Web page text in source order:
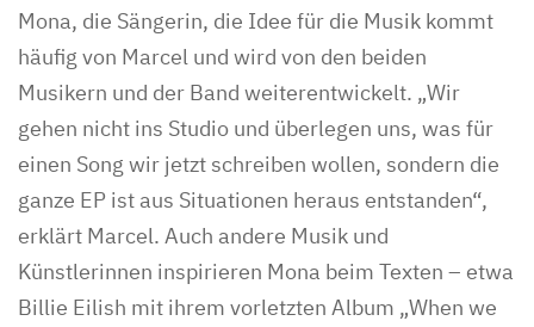
Mona, die Sängerin, die Idee für die Musik kommt
häufig von Marcel und wird von den beiden
Musikern und der Band weiterentwickelt. „Wir
gehen nicht ins Studio und überlegen uns, was für
einen Song wir jetzt schreiben wollen, sondern die
ganze EP ist aus Situationen heraus entstanden“,
erklärt Marcel. Auch andere Musik und
Künstlerinnen inspirieren Mona beim Texten – etwa
Billie Eilish mit ihrem vorletzten Album „When we